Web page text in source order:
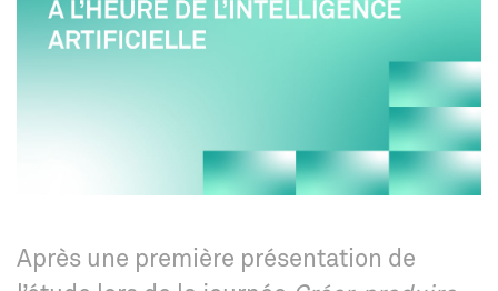
Après une première présentation de